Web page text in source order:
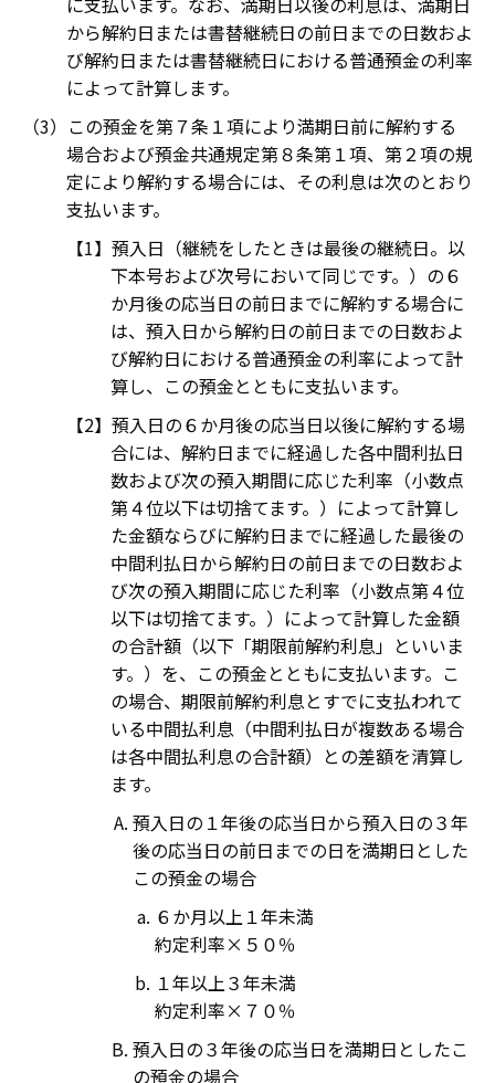
から解約日または書替継続日の前日までの日数およ
び解約日または書替継続日における普通預金の利率
によって計算します。
この預金を第７条１項により満期日前に解約する
場合および預金共通規定第８条第１項、第２項の規
定により解約する場合には、その利息は次のとおり
支払います。
預入日（継続をしたときは最後の継続日。以
下本号および次号において同じです。）の６
か月後の応当日の前日までに解約する場合に
は、預入日から解約日の前日までの日数およ
び解約日における普通預金の利率によって計
算し、この預金とともに支払います。
預入日の６か月後の応当日以後に解約する場
合には、解約日までに経過した各中間利払日
数および次の預入期間に応じた利率（小数点
第４位以下は切捨てます。）によって計算し
た金額ならびに解約日までに経過した最後の
中間利払日から解約日の前日までの日数およ
び次の預入期間に応じた利率（小数点第４位
以下は切捨てます。）によって計算した金額
の合計額（以下「期限前解約利息」といいま
す。）を、この預金とともに支払います。こ
の場合、期限前解約利息とすでに支払われて
いる中間払利息（中間利払日が複数ある場合
は各中間払利息の合計額）との差額を清算し
ます。
預入日の１年後の応当日から預入日の３年
後の応当日の前日までの日を満期日とした
この預金の場合
６か月以上１年未満
約定利率×５０％
１年以上３年未満
約定利率×７０％
預入日の３年後の応当日を満期日としたこ
の預金の場合